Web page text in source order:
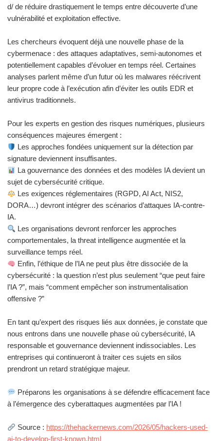
d/ de réduire drastiquement le temps entre découverte d’une
vulnérabilité et exploitation effective.
Les chercheurs évoquent déjà une nouvelle phase de la
cybermenace : des attaques adaptatives, semi-autonomes et
potentiellement capables d’évoluer en temps réel. Certaines
analyses parlent même d’un futur où les malwares réécrivent
leur propre code à l’exécution afin d’éviter les outils EDR et
antivirus traditionnels.
Pour les experts en gestion des risques numériques, plusieurs
conséquences majeures émergent :
Les approches fondées uniquement sur la détection par
signature deviennent insuffisantes.
La gouvernance des données et des modèles IA devient un
sujet de cybersécurité critique.
Les exigences réglementaires (RGPD, AI Act, NIS2,
DORA…) devront intégrer des scénarios d’attaques IA-contre-
IA.
Les organisations devront renforcer les approches
comportementales, la threat intelligence augmentée et la
surveillance temps réel.
Enfin, l’éthique de l’IA ne peut plus être dissociée de la
cybersécurité : la question n’est plus seulement “que peut faire
l’IA ?”, mais “comment empêcher son instrumentalisation
offensive ?”
En tant qu’expert des risques liés aux données, je constate que
nous entrons dans une nouvelle phase où cybersécurité, IA
responsable et gouvernance deviennent indissociables. Les
entreprises qui continueront à traiter ces sujets en silos
prendront un retard stratégique majeur.
Préparons les organisations à se défendre efficacement face
à l’émergence des cyberattaques augmentées par l’IA !
Source : https://thehackernews.com/2026/05/hackers-used-
ai-to-develop-first-known.html